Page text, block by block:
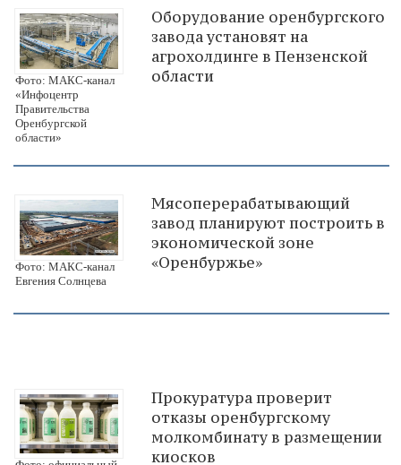
Фото: МАКС-канал
«Инфоцентр
Правительства
Оренбургской
области»
Оборудование оренбургского
завода установят на
агрохолдинге в Пензенской
области
Фото: МАКС-канал
Евгения Солнцева
Мясоперерабатывающий
завод планируют построить в
экономической зоне
«Оренбуржье»
Прокуратура проверит
отказы оренбургскому
молкомбинату в размещении
киосков